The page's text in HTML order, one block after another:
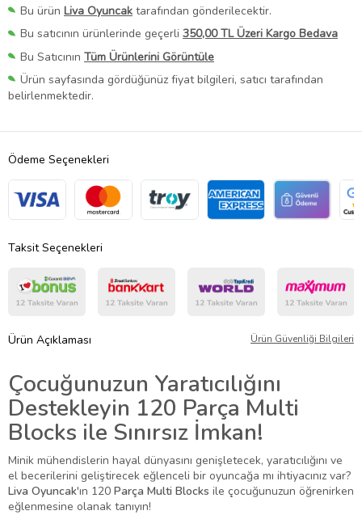
Bu ürün Liva Oyuncak tarafından gönderilecektir.
Bu satıcının ürünlerinde geçerli 350,00 TL Üzeri Kargo Bedava
Bu Satıcının Tüm Ürünlerini Görüntüle
Ürün sayfasında gördüğünüz fiyat bilgileri, satıcı tarafından
belirlenmektedir.
Ödeme Seçenekleri
Taksit Seçenekleri
Ürün Açıklaması Ürün Güvenliği Bilgileri
Çocuğunuzun Yaratıcılığını
Destekleyin 120 Parça Multi
Blocks ile Sınırsız İmkan!
Minik mühendislerin hayal dünyasını genişletecek, yaratıcılığını ve
el becerilerini geliştirecek eğlenceli bir oyuncağa mı ihtiyacınız var?
Liva Oyuncak'ın 120 Parça Multi Blocks ile çocuğunuzun öğrenirken
eğlenmesine olanak tanıyın!